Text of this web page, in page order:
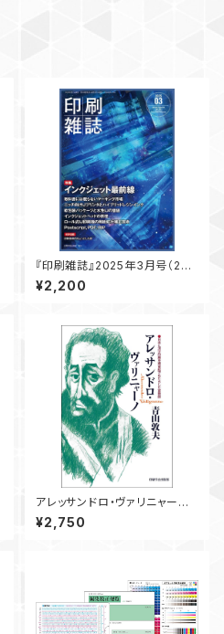
『印刷雑誌』2025年3月号（2月
20日発行）
¥2,200
アレッサンドロ・ヴァリニャー
ノ ― 日本に活字印刷を南蛮
船でもたらした宣教師 ―
¥2,750